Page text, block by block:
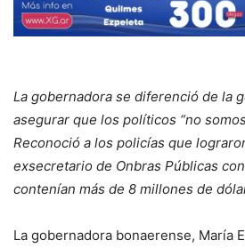
La gobernadora se diferenció de la
asegurar que los políticos “no
Reconoció a los policías que
exsecretario de Onbras Públicas
contenían más de 8 millones de
La gobernadora bonaerense, María